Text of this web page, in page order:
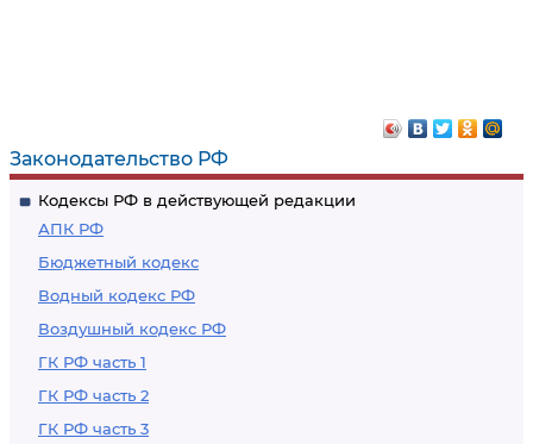
Законодательство РФ
Кодексы РФ в действующей редакции
АПК РФ
Бюджетный кодекс
Водный кодекс РФ
Воздушный кодекс РФ
ГК РФ часть 1
ГК РФ часть 2
ГК РФ часть 3